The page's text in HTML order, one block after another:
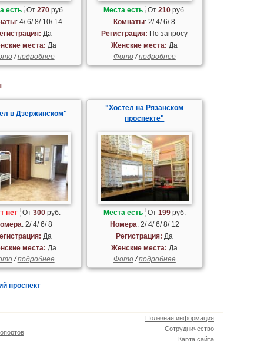
есть От 270руб.
: 4/ 6/ 8/ 10/ 14
Да
места: Да
/подробнее
Места есть От 210руб.
Комнаты: 2/ 4/ 6/ 8
Регистрация: По запросу
Женские места: Да
Фото/подробнее
в Дзержинском"
нет От 300руб.
: 2/ 4/ 6/ 8
Да
места: Да
/подробнее
"Хостел на Рязанском
проспекте"
Места есть От 199руб.
Номера: 2/ 4/ 6/ 8/ 12
Регистрация: Да
Женские места: Да
Фото/подробнее
проспект
Полезная информация
Сотрудничество
Карта сайта